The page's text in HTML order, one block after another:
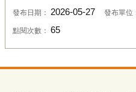
發布日期： 2026-05-27 發布單位
點閱次數： 65